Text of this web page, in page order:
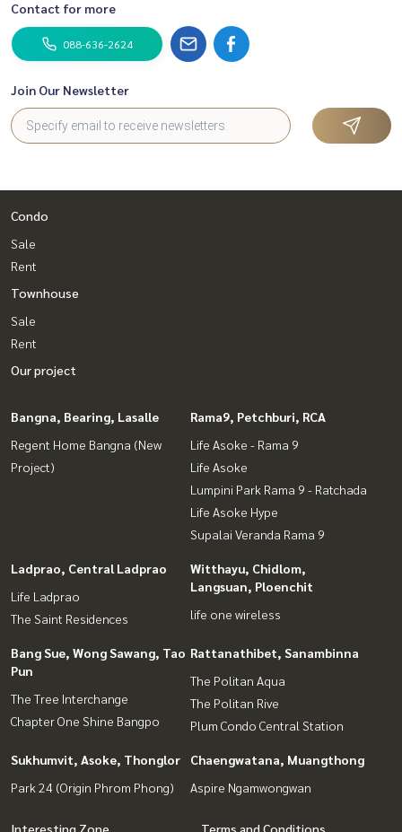
Contact for more
088-636-2624
Join Our Newsletter
Condo
Sale
Rent
Townhouse
Sale
Rent
Our project
Bangna, Bearing, Lasalle
Regent Home Bangna (New
Project)
Rama9, Petchburi, RCA
Life Asoke - Rama 9
Life Asoke
Lumpini Park Rama 9 - Ratchada
Life Asoke Hype
Supalai Veranda Rama 9
Ladprao, Central Ladprao
Life Ladprao
The Saint Residences
Witthayu, Chidlom,
Langsuan, Ploenchit
life one wireless
Bang Sue, Wong Sawang, Tao
Pun
The Tree Interchange
Chapter One Shine Bangpo
Rattanathibet, Sanambinna
The Politan Aqua
The Politan Rive
Plum Condo Central Station
Sukhumvit, Asoke, Thonglor
Park 24 (Origin Phrom Phong)
Chaengwatana, Muangthong
Aspire Ngamwongwan
Interesting Zone Terms and Conditions